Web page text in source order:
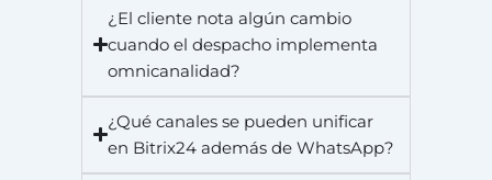
¿El cliente nota algún cambio
cuando el despacho implementa
omnicanalidad?
¿Qué canales se pueden unificar
en Bitrix24 además de WhatsApp?